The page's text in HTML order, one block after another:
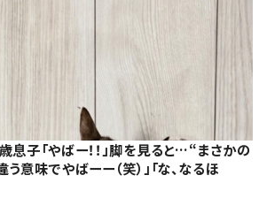
息子「やばー！！」脚を見ると…“まさかの
意味でやばーー（笑）」「な、なるほ